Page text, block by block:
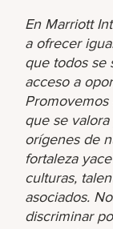
En Marriott
a ofrecer
que todos se
acceso a
que se
orígenes de
fortaleza
culturas,
asociados.
discriminar